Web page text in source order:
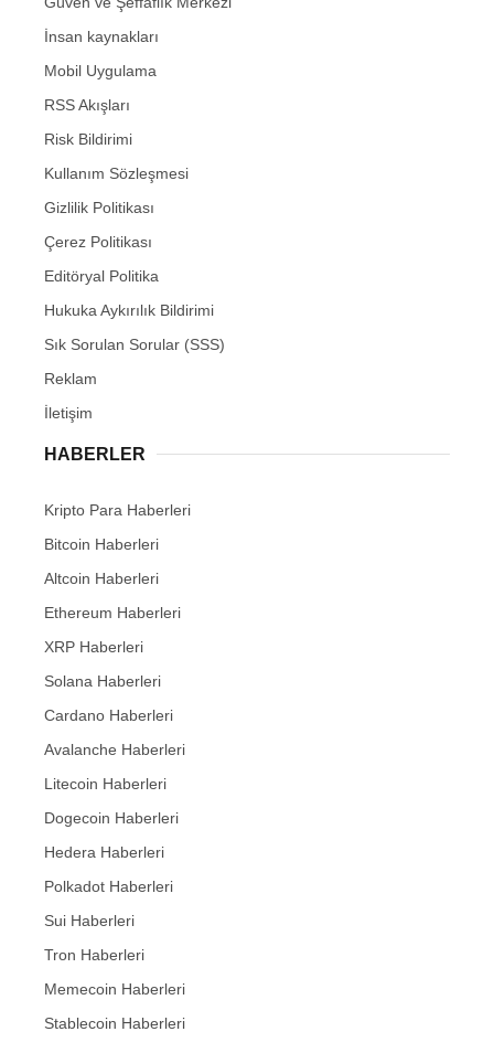
İnsan kaynakları
Mobil Uygulama
RSS Akışları
Risk Bildirimi
Kullanım Sözleşmesi
Gizlilik Politikası
Çerez Politikası
Editöryal Politika
Hukuka Aykırılık Bildirimi
Sık Sorulan Sorular (SSS)
Reklam
İletişim
HABERLER
Kripto Para Haberleri
Bitcoin Haberleri
Altcoin Haberleri
Ethereum Haberleri
XRP Haberleri
Solana Haberleri
Cardano Haberleri
Avalanche Haberleri
Litecoin Haberleri
Dogecoin Haberleri
Hedera Haberleri
Polkadot Haberleri
Sui Haberleri
Tron Haberleri
Memecoin Haberleri
Stablecoin Haberleri